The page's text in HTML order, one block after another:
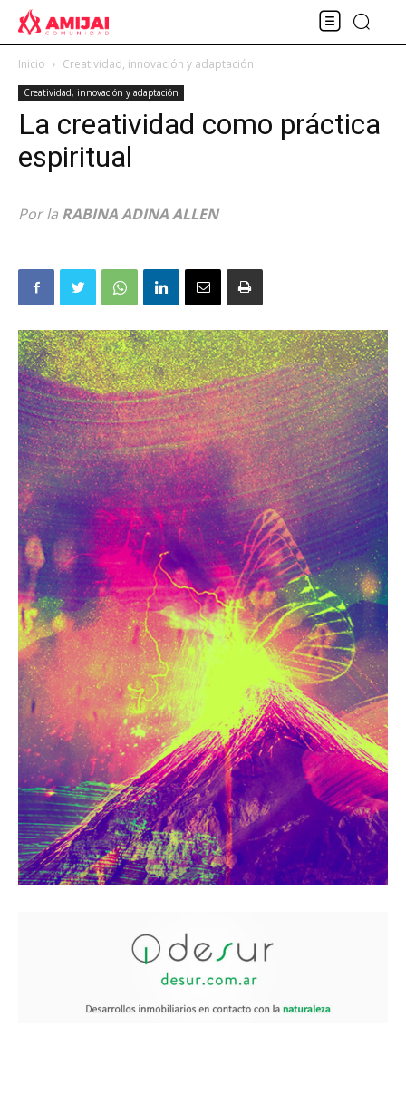
Inicio Creatividad, innovación y adaptación
Creatividad, innovación y adaptación
La creatividad como práctica
espiritual
Por la RABINA ADINA ALLEN